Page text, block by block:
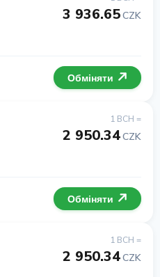
3 936.65CZK
Обміняти
1 BCH =
2 950.34CZK
Обміняти
1 BCH =
2 950.34CZK